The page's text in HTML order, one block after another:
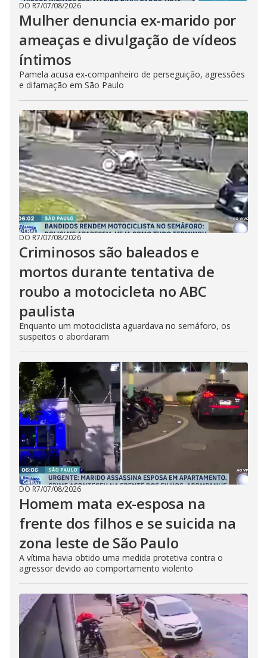
DO R7/07/08/2026
Mulher denuncia ex-marido por
ameaças e divulgação de vídeos
íntimos
Pamela acusa ex-companheiro de perseguição, agressões
e difamação em São Paulo
DO R7/07/08/2026
Criminosos são baleados e
mortos durante tentativa de
roubo a motocicleta no ABC
paulista
Enquanto um motociclista aguardava no semáforo, os
suspeitos o abordaram
DO R7/07/08/2026
Homem mata ex-esposa na
frente dos filhos e se suicida na
zona leste de São Paulo
A vítima havia obtido uma medida protetiva contra o
agressor devido ao comportamento violento